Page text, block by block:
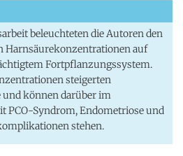
beleuchteten die Autoren den
Harnsäurekonzentrationen auf
Fortpflanzungssystem.
steigerten
können darüber im
PCO-Syndrom, Endometriose und
stehen.